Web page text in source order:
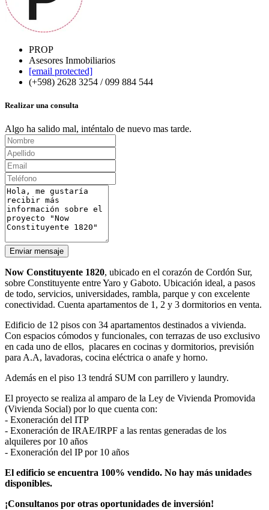
PROP
Asesores Inmobiliarios
[email protected]
(+598) 2628 3254 / 099 884 544
Realizar una consulta
Algo ha salido mal, inténtalo de nuevo mas tarde.
Enviar mensaje
Now Constituyente 1820, ubicado en el corazón de Cordón Sur,
sobre Constituyente entre Yaro y Gaboto. Ubicación ideal, a pasos
de todo, servicios, universidades, rambla, parque y con excelente
conectividad. Cuenta apartamentos de 1, 2 y 3 dormitorios en venta.
Edificio de 12 pisos con 34 apartamentos destinados a vivienda.
Con espacios cómodos y funcionales, con terrazas de uso exclusivo
en cada uno de ellos, placares en cocinas y dormitorios, previsión
para A.A, lavadoras, cocina eléctrica o anafe y horno.
Además en el piso 13 tendrá SUM con parrillero y laundry.
El proyecto se realiza al amparo de la Ley de Vivienda Promovida
(Vivienda Social) por lo que cuenta con:
- Exoneración del ITP
- Exoneración de IRAE/IRPF a las rentas generadas de los
alquileres por 10 años
- Exoneración del IP por 10 años
El edificio se encuentra 100% vendido. No hay más unidades
disponibles.
¡Consultanos por otras oportunidades de inversión!